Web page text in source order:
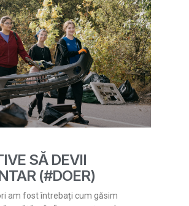
SĂ DEVII
(#DOER)
am fost întrebați cum găsim